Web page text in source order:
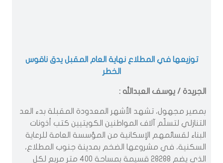
توزيعها في المطلاع نهاية العام المقبل يدق ناقوس
الخطر
الجريدة / يوسف العبدالله :
بمصير مجهول، تشهد الأشهر المعدودة المقبلة بدء العد
التنازلي لتسلّم آلاف المواطنين الكويتيين كتب أذونات
البناء لقسائمهم الإسكانية من المؤسسة العامة للرعاية
السكنية، في مشروعها الضخم بمدينة جنوب المطلاع،
الذي يضم 28288 قسيمة بمساحة 400 متر مربع لكل